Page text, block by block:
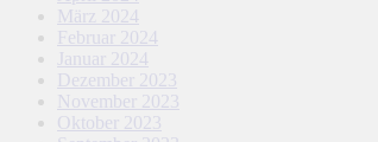
März 2024
Februar 2024
Januar 2024
Dezember 2023
November 2023
Oktober 2023